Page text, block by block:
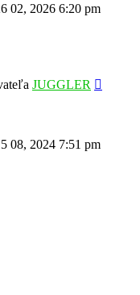
02, 2026 6:20 pm
JUGGLER
08, 2024 7:51 pm